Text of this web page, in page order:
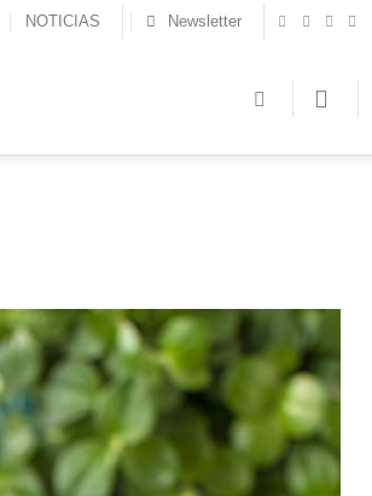
NOTICIAS Newsletter